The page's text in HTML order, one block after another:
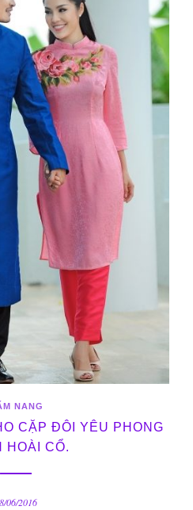
NANG
CẶP ĐÔI YÊU PHONG
HOÀI CỔ.
06/2016